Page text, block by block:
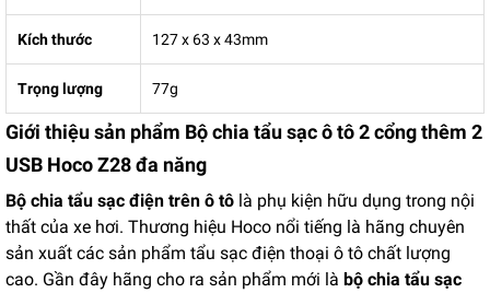
Kích thước 127 x 63 x 43mm
Trọng lượng 77g
Giới thiệu sản phẩm Bộ chia tẩu sạc ô tô 2 cổng thêm 2
USB Hoco Z28 đa năng
Bộ chia tẩu sạc điện trên ô tô là phụ kiện hữu dụng trong nội
thất của xe hơi. Thương hiệu Hoco nổi tiếng là hãng chuyên
sản xuất các sản phẩm tẩu sạc điện thoại ô tô chất lượng
cao. Gần đây hãng cho ra sản phẩm mới là bộ chia tẩu sạc